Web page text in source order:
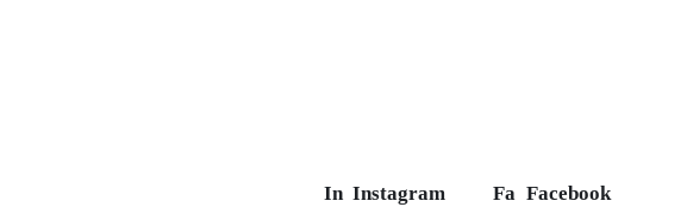
In Instagram Fa Facebook